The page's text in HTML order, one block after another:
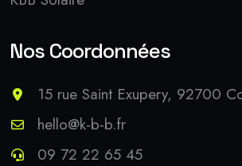
Nos Coordonnées
15 rue Saint Exupery, 92700
hello@k-b-b.fr
09 72 22 65 45